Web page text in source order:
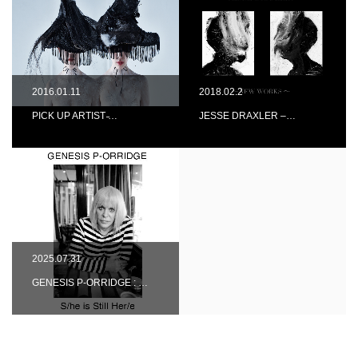
2016.01.11
PICK UP ARTIST ̵…
2018.02.2
JESSE DRAXLER –…
2025.07.31
GENESIS P-ORRIDGE : …